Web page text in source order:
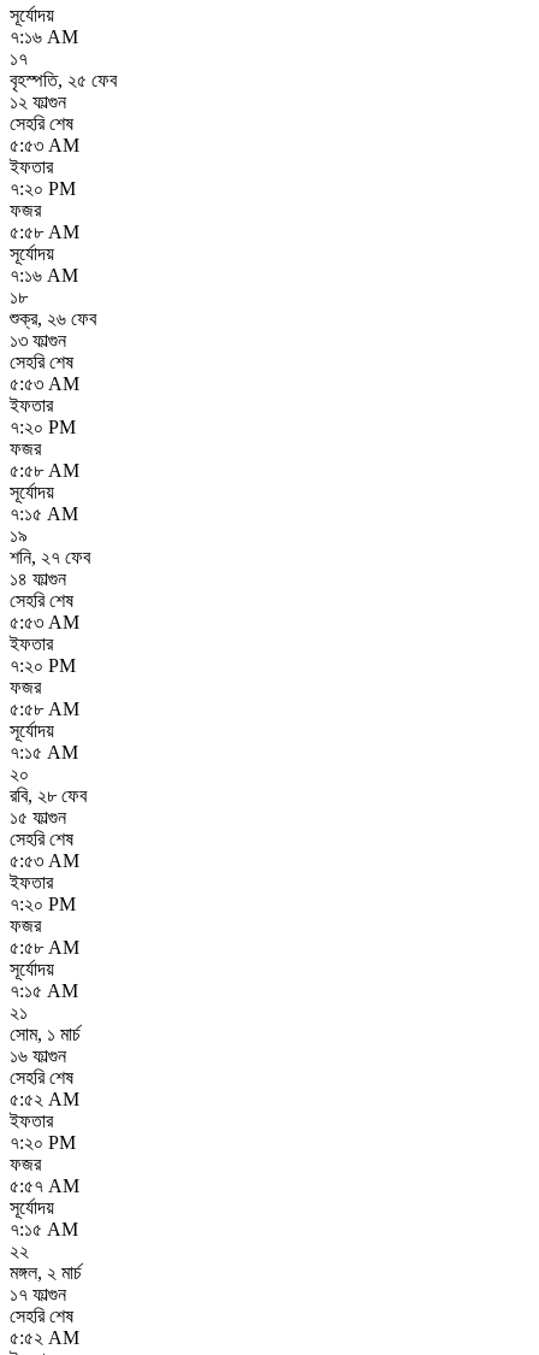
সূর্যোদয়
৭:১৬ AM
১৭
বৃহস্পতি, ২৫ ফেব
১২ ফাল্গুন
সেহরি শেষ
৫:৫৩ AM
ইফতার
৭:২০ PM
ফজর
৫:৫৮ AM
সূর্যোদয়
৭:১৬ AM
১৮
শুক্র, ২৬ ফেব
১৩ ফাল্গুন
সেহরি শেষ
৫:৫৩ AM
ইফতার
৭:২০ PM
ফজর
৫:৫৮ AM
সূর্যোদয়
৭:১৫ AM
১৯
শনি, ২৭ ফেব
১৪ ফাল্গুন
সেহরি শেষ
৫:৫৩ AM
ইফতার
৭:২০ PM
ফজর
৫:৫৮ AM
সূর্যোদয়
৭:১৫ AM
২০
রবি, ২৮ ফেব
১৫ ফাল্গুন
সেহরি শেষ
৫:৫৩ AM
ইফতার
৭:২০ PM
ফজর
৫:৫৮ AM
সূর্যোদয়
৭:১৫ AM
২১
সোম, ১ মার্চ
১৬ ফাল্গুন
সেহরি শেষ
৫:৫২ AM
ইফতার
৭:২০ PM
ফজর
৫:৫৭ AM
সূর্যোদয়
৭:১৫ AM
২২
মঙ্গল, ২ মার্চ
১৭ ফাল্গুন
সেহরি শেষ
৫:৫২ AM